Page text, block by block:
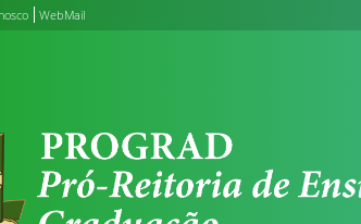
WebMail